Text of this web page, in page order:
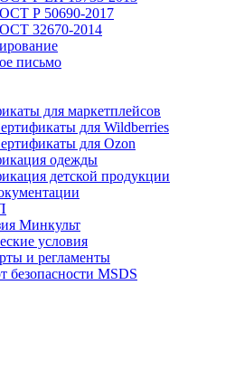
Р 50690-2017
32670-2014
письмо
для маркетплейсов
для Wildberries
для Ozon
одежды
детской продукции
Минкульт
условия
и регламенты
безопасности MSDS